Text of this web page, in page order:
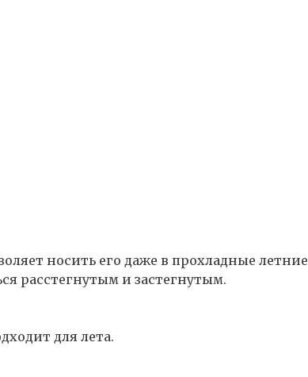
носить его даже в прохладные летние
расстегнутым и застегнутым.
для лета.